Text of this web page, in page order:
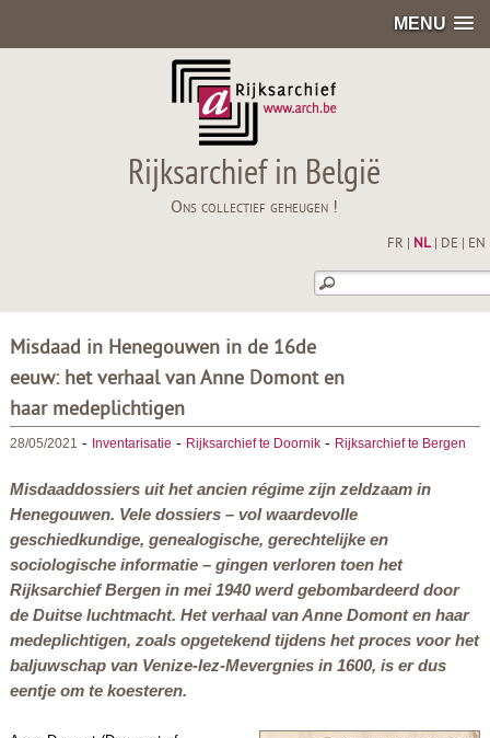
MENU
Rijksarchief in België
Ons collectief geheugen !
FR NL| DE EN
Misdaad in Henegouwen in de 16de
eeuw: het verhaal van Anne Domont en
haar medeplichtigen
28/05/2021 - Inventarisatie - Rijksarchief te Doornik- Rijksarchief te Bergen
Misdaaddossiers uit het ancien régime zijn zeldzaam in
Henegouwen. Vele dossiers – vol waardevolle
geschiedkundige, genealogische, gerechtelijke en
sociologische informatie – gingen verloren toen het
Rijksarchief Bergen in mei 1940 werd gebombardeerd door
de Duitse luchtmacht. Het verhaal van Anne Domont en haar
medeplichtigen, zoals opgetekend tijdens het proces voor het
baljuwschap van Venize-lez-Mevergnies in 1600, is er dus
eentje om te koesteren.